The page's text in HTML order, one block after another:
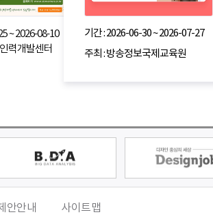
~ 2026-08-10
력개발센터
기간 : 2026-06-30 ~ 2026-07-27
주최 : 방송정보국제교육원
안안내 사이트맵